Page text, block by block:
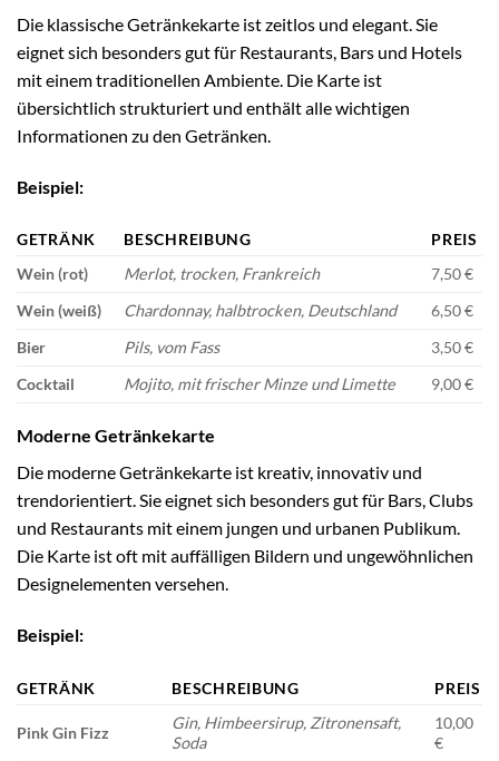
Die klassische Getränkekarte ist zeitlos und elegant. Sie
eignet sich besonders gut für Restaurants, Bars und Hotels
mit einem traditionellen Ambiente. Die Karte ist
übersichtlich strukturiert und enthält alle wichtigen
Informationen zu den Getränken.
Beispiel:
GETRÄNK BESCHREIBUNG
PREIS
Wein (rot)
Merlot, trocken, Frankreich
7,50 €
Wein (weiß)
Chardonnay, halbtrocken, Deutschland
6,50 €
Bier
Pils, vom Fass
3,50 €
Cocktail
Mojito, mit frischer Minze und Limette 9,00 €
Moderne Getränkekarte
Die moderne Getränkekarte ist kreativ, innovativ und
trendorientiert. Sie eignet sich besonders gut für Bars, Clubs
und Restaurants mit einem jungen und urbanen Publikum.
Die Karte ist oft mit auffälligen Bildern und ungewöhnlichen
Designelementen versehen.
Beispiel:
GETRÄNK BESCHREIBUNG PREIS
Pink Gin Fizz
Gin, Himbeersirup, Zitronensaft,
Soda
10,00
€